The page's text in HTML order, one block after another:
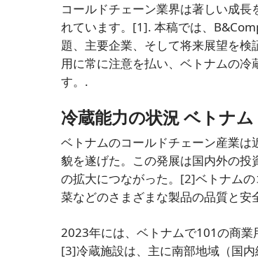
コールドチェーン業界は著しい成
れています。 [1]. 本稿では、
題、主要企業、そして将来展望を
用に常に注意を払い、ベトナムの
す。.
冷蔵能力の状況ベトナム
ベトナムのコールドチェーン産業
貌を遂げた。この発展は国内外の
の拡大につながった。 [2]ベトナム
菜などのさまざまな製品の品質と安
2023年には、ベトナムで101の商業
[3]冷蔵施設は、主に南部地域（国